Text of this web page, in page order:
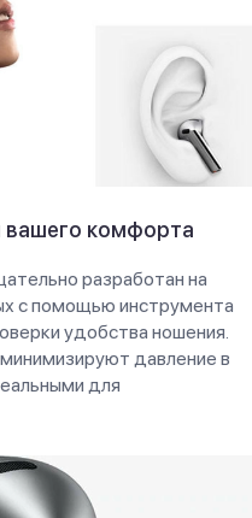
вашего комфорта
разработан на
с помощью инструмента
удобства ношения.
давление в
для